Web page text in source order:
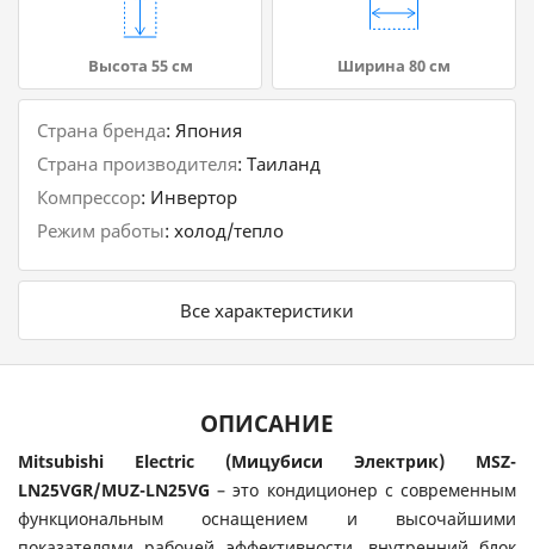
Высота 55 см Ширина 80 см
Страна бренда: Япония
Страна производителя: Таиланд
Компрессор: Инвертор
Режим работы: холод/тепло
Все характеристики
ОПИСАНИЕ
Mitsubishi Electric (Мицубиси Электрик) MSZ-
LN25VGR/MUZ-LN25VG – это кондиционер с современным
функциональным оснащением и высочайшими